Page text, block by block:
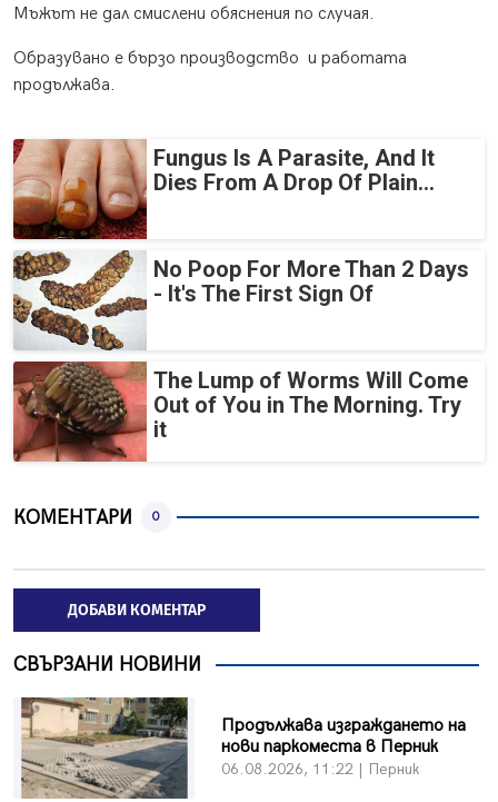
Мъжът не дал смислени обяснения по случая.
Образувано е бързо производство и работата
продължава.
Fungus Is A Parasite, And It
Dies From A Drop Of Plain...
No Poop For More Than 2 Days
- It's The First Sign Of
The Lump of Worms Will Come
Out of You in The Morning. Try
it
КОМЕНТАРИ 0
ДОБАВИ КОМЕНТАР
СВЪРЗАНИ НОВИНИ
Продължава изграждането на
нови паркоместа в Перник
06.08.2026, 11:22 | Перник